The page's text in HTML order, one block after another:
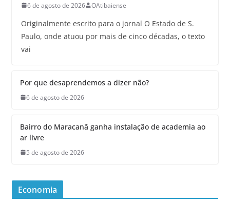
6 de agosto de 2026 OAtibaiense
Originalmente escrito para o jornal O Estado de S.
Paulo, onde atuou por mais de cinco décadas, o texto
vai
Por que desaprendemos a dizer não?
6 de agosto de 2026
Bairro do Maracanã ganha instalação de academia ao
ar livre
5 de agosto de 2026
Economia